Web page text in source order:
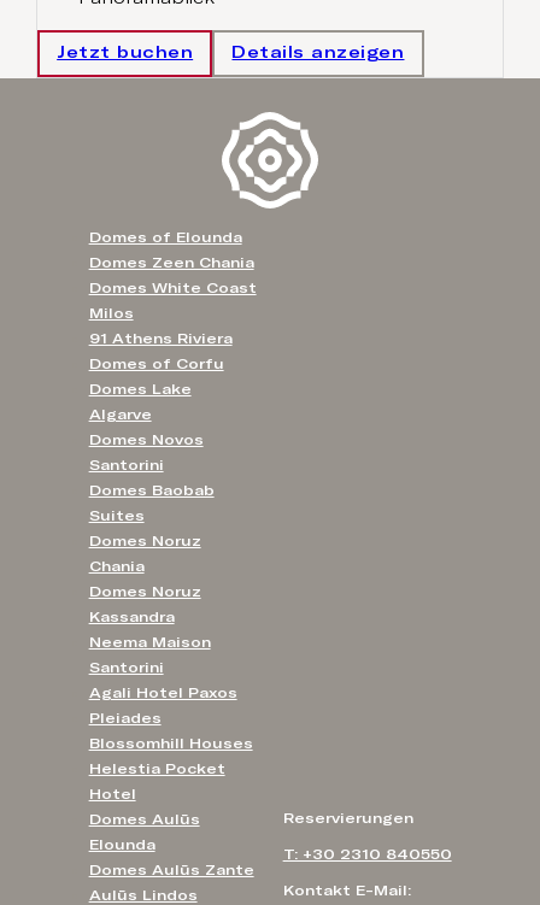
Jetzt buchen Details anzeigen
Reservierungen
T: +30 2310 840550
Kontakt E-Mail:
Domes of Elounda
Domes Zeen Chania
Domes White Coast
Milos
91 Athens Riviera
Domes of Corfu
Domes Lake
Algarve
Domes Novos
Santorini
Domes Baobab
Suites
Domes Noruz
Chania
Domes Noruz
Kassandra
Neema Maison
Santorini
Agali Hotel Paxos
Pleiades
Blossomhill Houses
Helestia Pocket
Hotel
Domes Aulūs
Elounda
Domes Aulūs Zante
Aulūs Lindos